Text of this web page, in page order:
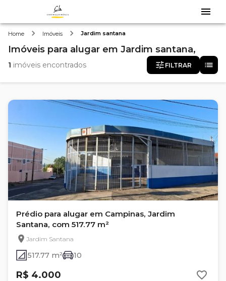
Home Imóveis Jardim santana
Imóveis para alugar em Jardim santana,
1 imóveis encontrados FILTRAR
Prédio para alugar em Campinas, Jardim
Santana, com 517.77 m²
Jardim Santana
517.77 m² 10
R$ 4.000